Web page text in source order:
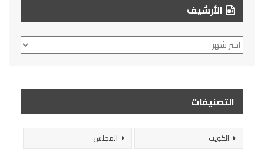
الأرشيف
الأرشيف
التصنيفات
الكويت
المجلس